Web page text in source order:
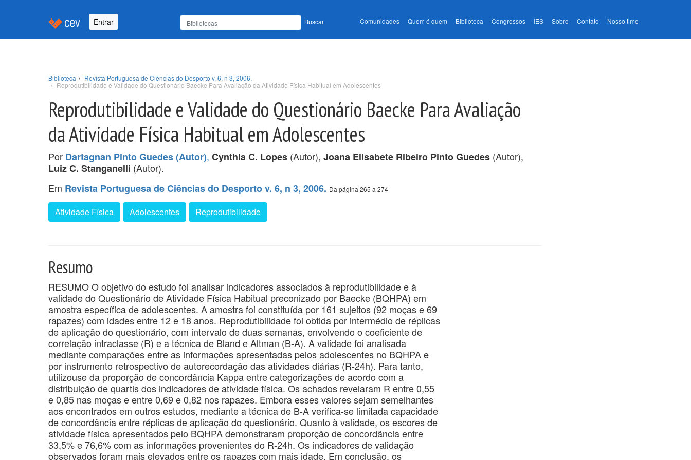
Entrar Buscar Comunidades Quem é quem Biblioteca Congressos IES Sobre Contato Nosso time
Biblioteca
Revista Portuguesa de Ciências do Desporto v. 6, n 3, 2006.
Reprodutibilidade e Validade do Questionário Baecke Para Avaliação da Atividade Física Habitual em Adolescentes
Reprodutibilidade e Validade do Questionário Baecke Para Avaliação
da Atividade Física Habitual em Adolescentes
Por Dartagnan Pinto Guedes (Autor), Cynthia C. Lopes (Autor), Joana Elisabete Ribeiro Pinto Guedes (Autor),
Luiz C. Stanganelli (Autor).
Em Revista Portuguesa de Ciências do Desporto v. 6, n 3, 2006. Da página 265 a 274
Atividade Física Adolescentes Reprodutibilidade
Resumo
RESUMO O objetivo do estudo foi analisar indicadores associados à reprodutibilidade e à
validade do Questionário de Atividade Física Habitual preconizado por Baecke (BQHPA) em
amostra específica de adolescentes. A amostra foi constituída por 161 sujeitos (92 moças e 69
rapazes) com idades entre 12 e 18 anos. Reprodutibilidade foi obtida por intermédio de réplicas
de aplicação do questionário, com intervalo de duas semanas, envolvendo o coeficiente de
correlação intraclasse (R) e a técnica de Bland e Altman (B-A). A validade foi analisada
mediante comparações entre as informações apresentadas pelos adolescentes no BQHPA e
por instrumento retrospectivo de autorecordação das atividades diárias (R-24h). Para tanto,
utilizouse da proporção de concordância Kappa entre categorizações de acordo com a
distribuição de quartis dos indicadores de atividade física. Os achados revelaram R entre 0,55
e 0,85 nas moças e entre 0,69 e 0,82 nos rapazes. Embora esses valores sejam semelhantes
aos encontrados em outros estudos, mediante a técnica de B-A verifica-se limitada capacidade
de concordância entre réplicas de aplicação do questionário. Quanto à validade, os escores de
atividade física apresentados pelo BQHPA demonstraram proporção de concordância entre
33,5% e 76,6% com as informações provenientes do R-24h. Os indicadores de validação
observados foram mais elevados entre os rapazes com mais idade. Em conclusão, os